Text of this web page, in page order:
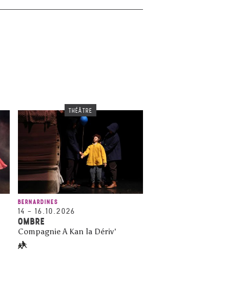
THÉÂTRE
BERNARDINES
14 – 16.10.2026
OMBRE
Compagnie A Kan la Dériv'